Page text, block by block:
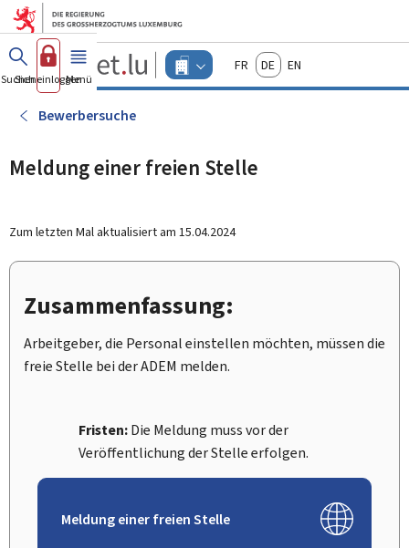
Zum Hauptmenü
Zum Inhalt
Guichet.lu
Changer
d'espace
actif
FrançaisDeutschEnglish
Suchen
Sich einloggen
Menü Haupt-
Bewerbersuche
Meldung einer freien Stelle
Zum letzten Mal aktualisiert am 15.04.2024
Zusammenfassung:
Arbeitgeber, die Personal einstellen möchten, müssen die
freie Stelle bei der ADEM melden.
Fristen:Die Meldung muss vor der
Veröffentlichung der Stelle erfolgen.
Meldung einer freien Stelle